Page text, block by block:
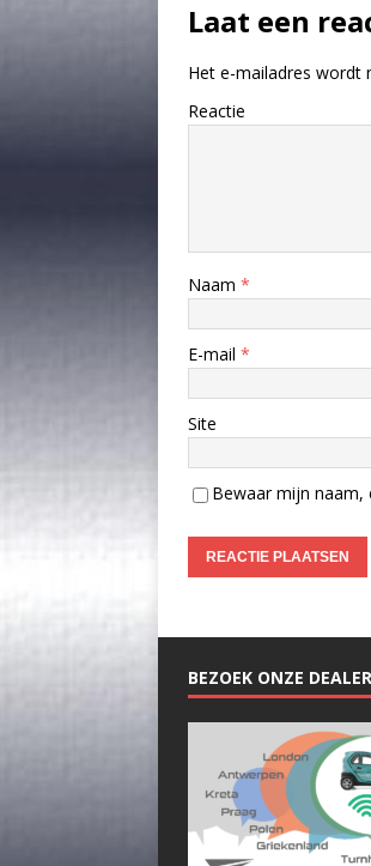
Laat een
Het e-mailadres wordt
Reactie
Naam *
E-mail *
Site
Bewaar mijn naam,
BEZOEK ONZE